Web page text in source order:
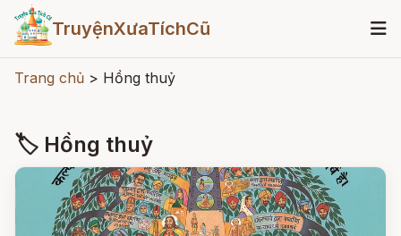
TruyệnXưaTíchCũ
Trang chủ > Hồng thuỷ
🏷 Hồng thuỷ